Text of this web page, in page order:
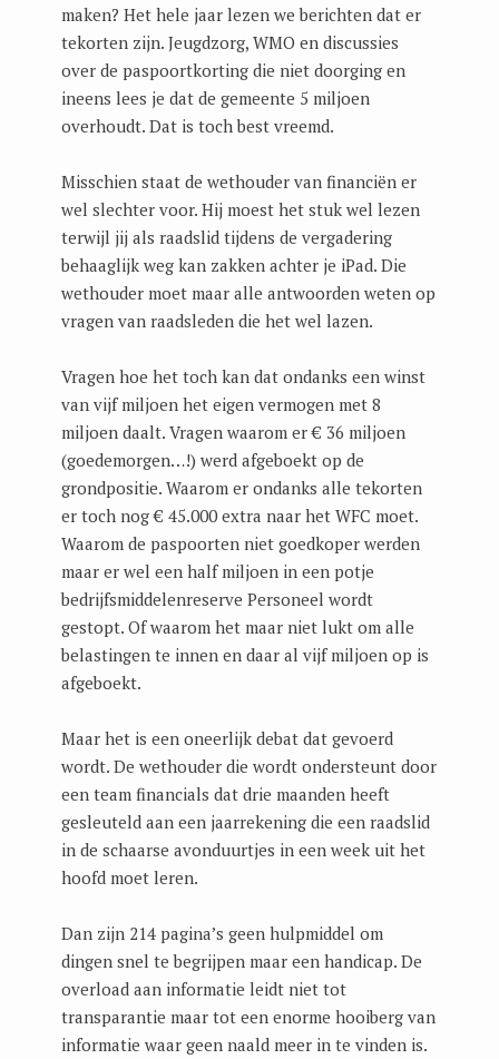
maken? Het hele jaar lezen we berichten dat er
tekorten zijn. Jeugdzorg, WMO en discussies
over de paspoortkorting die niet doorging en
ineens lees je dat de gemeente 5 miljoen
overhoudt. Dat is toch best vreemd.
Misschien staat de wethouder van financiën er
wel slechter voor. Hij moest het stuk wel lezen
terwijl jij als raadslid tijdens de vergadering
behaaglijk weg kan zakken achter je iPad. Die
wethouder moet maar alle antwoorden weten op
vragen van raadsleden die het wel lazen.
Vragen hoe het toch kan dat ondanks een winst
van vijf miljoen het eigen vermogen met 8
miljoen daalt. Vragen waarom er € 36 miljoen
(goedemorgen…!) werd afgeboekt op de
grondpositie. Waarom er ondanks alle tekorten
er toch nog € 45.000 extra naar het WFC moet.
Waarom de paspoorten niet goedkoper werden
maar er wel een half miljoen in een potje
bedrijfsmiddelenreserve Personeel wordt
gestopt. Of waarom het maar niet lukt om alle
belastingen te innen en daar al vijf miljoen op is
afgeboekt.
Maar het is een oneerlijk debat dat gevoerd
wordt. De wethouder die wordt ondersteunt door
een team financials dat drie maanden heeft
gesleuteld aan een jaarrekening die een raadslid
in de schaarse avonduurtjes in een week uit het
hoofd moet leren.
Dan zijn 214 pagina’s geen hulpmiddel om
dingen snel te begrijpen maar een handicap. De
overload aan informatie leidt niet tot
transparantie maar tot een enorme hooiberg van
informatie waar geen naald meer in te vinden is.